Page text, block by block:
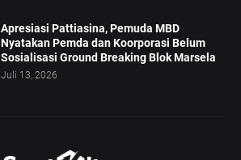
Apresiasi Pattiasina, Pemuda MBD
Nyatakan Pemda dan Koorporasi Belum
Sosialisasi Ground Breaking Blok Marsela
Juli 13, 2026